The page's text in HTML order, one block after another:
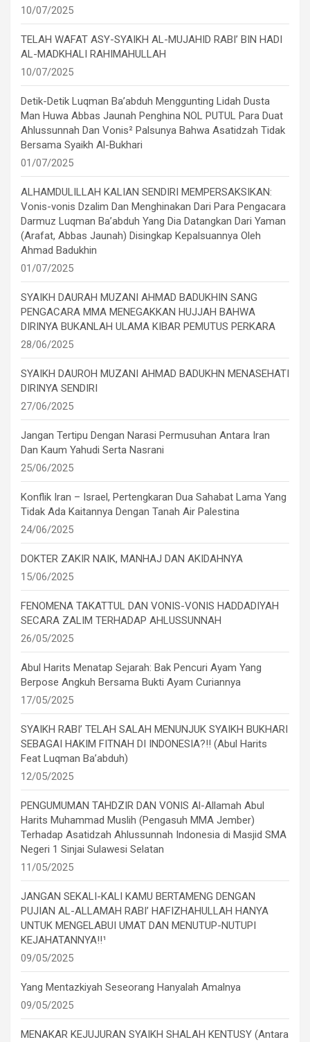
10/07/2025
TELAH WAFAT ASY-SYAIKH AL-MUJAHID RABI’ BIN HADI
AL-MADKHALI RAHIMAHULLAH
10/07/2025
Detik-Detik Luqman Ba’abduh Menggunting Lidah Dusta
Man Huwa Abbas Jaunah Penghina NOL PUTUL Para Duat
Ahlussunnah Dan Vonis² Palsunya Bahwa Asatidzah Tidak
Bersama Syaikh Al-Bukhari
01/07/2025
ALHAMDULILLAH KALIAN SENDIRI MEMPERSAKSIKAN:
Vonis-vonis Dzalim Dan Menghinakan Dari Para Pengacara
Darmuz Luqman Ba’abduh Yang Dia Datangkan Dari Yaman
(Arafat, Abbas Jaunah) Disingkap Kepalsuannya Oleh
Ahmad Badukhin
01/07/2025
SYAIKH DAURAH MUZANI AHMAD BADUKHIN SANG
PENGACARA MMA MENEGAKKAN HUJJAH BAHWA
DIRINYA BUKANLAH ULAMA KIBAR PEMUTUS PERKARA
28/06/2025
SYAIKH DAUROH MUZANI AHMAD BADUKHN MENASEHATI
DIRINYA SENDIRI
27/06/2025
Jangan Tertipu Dengan Narasi Permusuhan Antara Iran
Dan Kaum Yahudi Serta Nasrani
25/06/2025
Konflik Iran – Israel, Pertengkaran Dua Sahabat Lama Yang
Tidak Ada Kaitannya Dengan Tanah Air Palestina
24/06/2025
DOKTER ZAKIR NAIK, MANHAJ DAN AKIDAHNYA
15/06/2025
FENOMENA TAKATTUL DAN VONIS-VONIS HADDADIYAH
SECARA ZALIM TERHADAP AHLUSSUNNAH
26/05/2025
Abul Harits Menatap Sejarah: Bak Pencuri Ayam Yang
Berpose Angkuh Bersama Bukti Ayam Curiannya
17/05/2025
SYAIKH RABI’ TELAH SALAH MENUNJUK SYAIKH BUKHARI
SEBAGAI HAKIM FITNAH DI INDONESIA?!! (Abul Harits
Feat Luqman Ba’abduh)
12/05/2025
PENGUMUMAN TAHDZIR DAN VONIS Al-Allamah Abul
Harits Muhammad Muslih (Pengasuh MMA Jember)
Terhadap Asatidzah Ahlussunnah Indonesia di Masjid SMA
Negeri 1 Sinjai Sulawesi Selatan
11/05/2025
JANGAN SEKALI-KALI KAMU BERTAMENG DENGAN
PUJIAN AL-ALLAMAH RABI’ HAFIZHAHULLAH HANYA
UNTUK MENGELABUI UMAT DAN MENUTUP-NUTUPI
KEJAHATANNYA!!¹
09/05/2025
Yang Mentazkiyah Seseorang Hanyalah Amalnya
09/05/2025
MENAKAR KEJUJURAN SYAIKH SHALAH KENTUSY (Antara